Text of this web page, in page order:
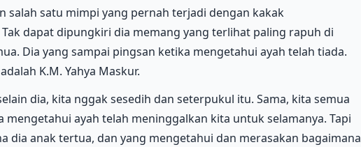
salah satu mimpi yang pernah terjadi dengan kakak
dapat dipungkiri dia memang yang terlihat paling rapuh di
Dia yang sampai pingsan ketika mengetahui ayah telah tiada.
K.M. Yahya Maskur.
dia, kita nggak sesedih dan seterpukul itu. Sama, kita semua
mengetahui ayah telah meninggalkan kita untuk selamanya. Tapi
dia anak tertua, dan yang mengetahui dan merasakan bagaimana